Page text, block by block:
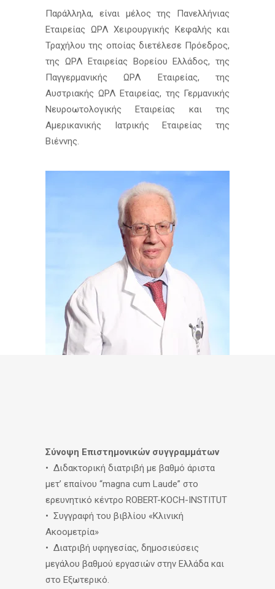
Παράλληλα, είναι μέλος της Πανελλήνιας
Εταιρείας ΩΡΛ Χειρουργικής Κεφαλής και
Τραχήλου της οποίας διετέλεσε Πρόεδρος,
της ΩΡΛ Εταιρείας Βορείου Ελλάδος, της
Παγγερμανικής ΩΡΛ Εταιρείας, της
Αυστριακής ΩΡΛ Εταιρείας, της Γερμανικής
Νευροωτολογικής Εταιρείας και της
Αμερικανικής Ιατρικής Εταιρείας της
Βιέννης.
Σύνοψη Επιστημονικών συγγραμμάτων
• Διδακτορική διατριβή με βαθμό άριστα
μετ’ επαίνου “magna cum Laude” στο
ερευνητικό κέντρο ROBERT-KOCH-INSTITUT
• Συγγραφή του βιβλίου «Κλινική
Ακοομετρία»
• Διατριβή υφηγεσίας, δημοσιεύσεις
μεγάλου βαθμού εργασιών στην Ελλάδα και
στο Εξωτερικό.